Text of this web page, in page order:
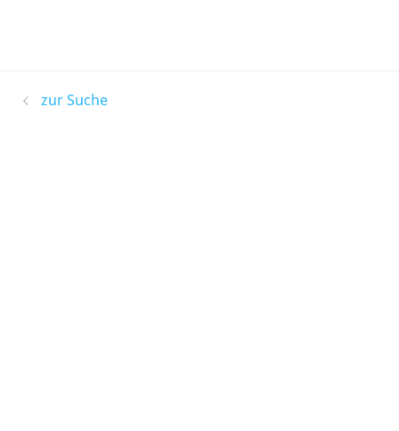
zur Suche